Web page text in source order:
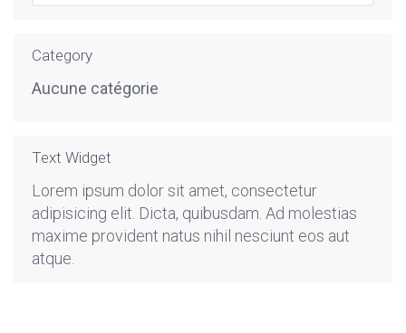
Category
Aucune catégorie
Text Widget
Lorem ipsum dolor sit amet, consectetur
adipisicing elit. Dicta, quibusdam. Ad molestias
maxime provident natus nihil nesciunt eos aut
atque.